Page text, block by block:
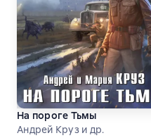
На пороге Тьмы
Андрей Круз и др.